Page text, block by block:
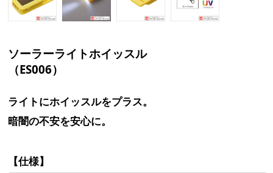
ソーラーライトホイッスル
（ES006）
ライトにホイッスルをプラス。
暗闇の不安を安心に。
【仕様】